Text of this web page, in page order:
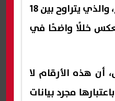
سيدة في سن الزواج، والذي يتراوح بين 18
يعكس خللًا واضحًا في
أن هذه الأرقام لا
مجرد بيانات